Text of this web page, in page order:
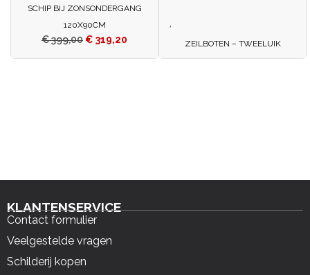
SCHIP BIJ ZONSONDERGANG
120X90CM
€399,00 € 319,20 ZEILBOTEN – TWEELUIK
KLANTENSERVICE
Contact formulier
Veelgestelde vragen
Schilderij kopen